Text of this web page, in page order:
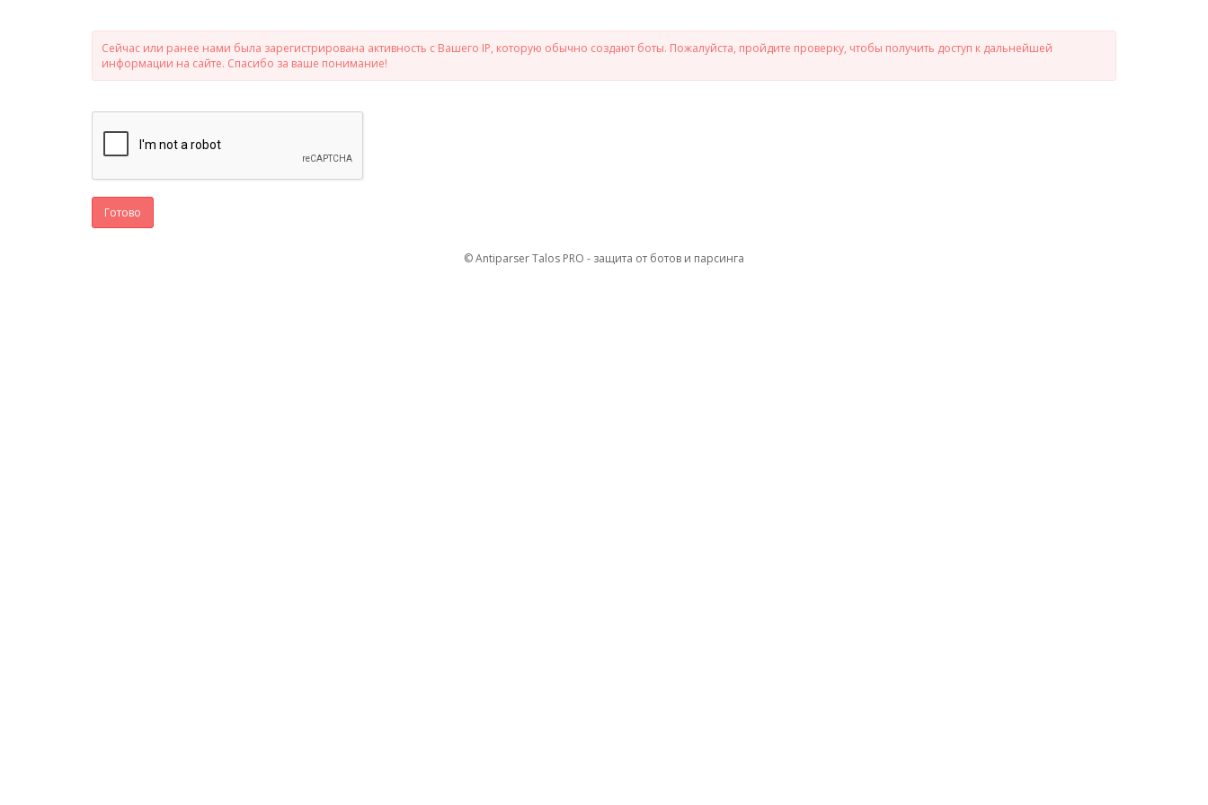
Сейчас или ранее нами была зарегистрирована активность с Вашего IP, которую обычно создают боты. Пожалуйста, пройдите проверку, чтобы получить доступ к дальнейшей
информации на сайте. Спасибо за ваше понимание!
Готово
© Antiparser Talos PRO - защита от ботов и парсинга